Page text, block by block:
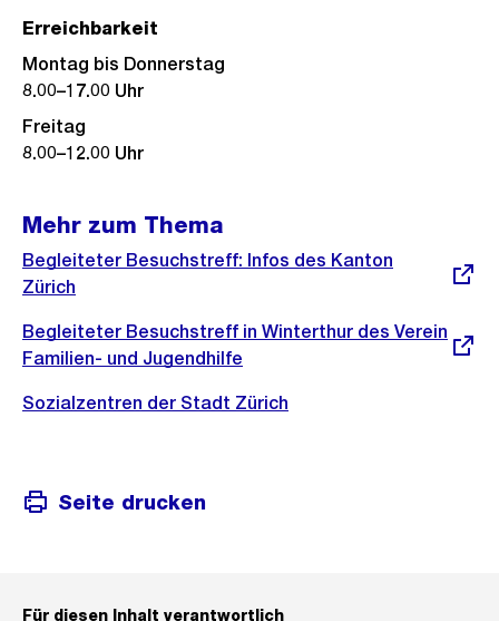
Erreichbarkeit
Montag bis Donnerstag
8.00–17.00 Uhr
Freitag
8.00–12.00 Uhr
Mehr zum Thema
Externer
Link:
Begleiteter Besuchstreff: Infos des Kanton
Zürich
Externer
Link:
Begleiteter Besuchstreff in Winterthur des Verein
Familien- und Jugendhilfe
Sozialzentren der Stadt Zürich
Seite drucken
Für diesen Inhalt verantwortlich